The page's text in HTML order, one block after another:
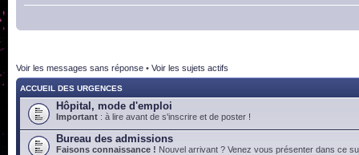
Voir les messages sans réponse • Voir les sujets actifs
ACCUEIL DES URGENCES
Hôpital, mode d'emploi
Important : à lire avant de s'inscrire et de poster !
Bureau des admissions
Faisons connaissance ! Nouvel arrivant ? Venez vous présenter dans ce